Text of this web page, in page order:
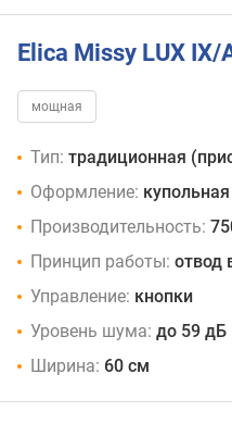
Elica Missy LUX IX/
мощная
Тип: традиционная
Оформление: купольная
Производительность:
Принцип работы: отвод
Управление: кнопки
Уровень шума: до 59 дБ
Ширина: 60 см